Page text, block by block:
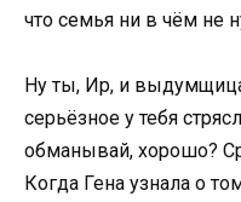
что семья ни в чём не
Ну ты, Ир, и
серьёзное у тебя
обманывай, хорошо?
Когда Гена узнала о